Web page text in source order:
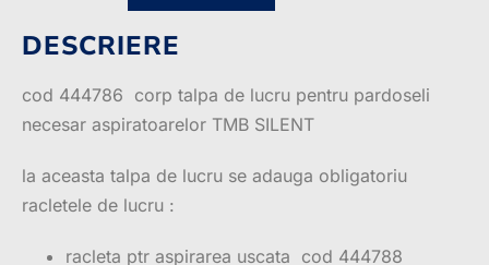
DESCRIERE
cod 444786 corp talpa de lucru pentru pardoseli
necesar aspiratoarelor TMB SILENT
la aceasta talpa de lucru se adauga obligatoriu
racletele de lucru :
racleta ptr aspirarea uscata cod 444788